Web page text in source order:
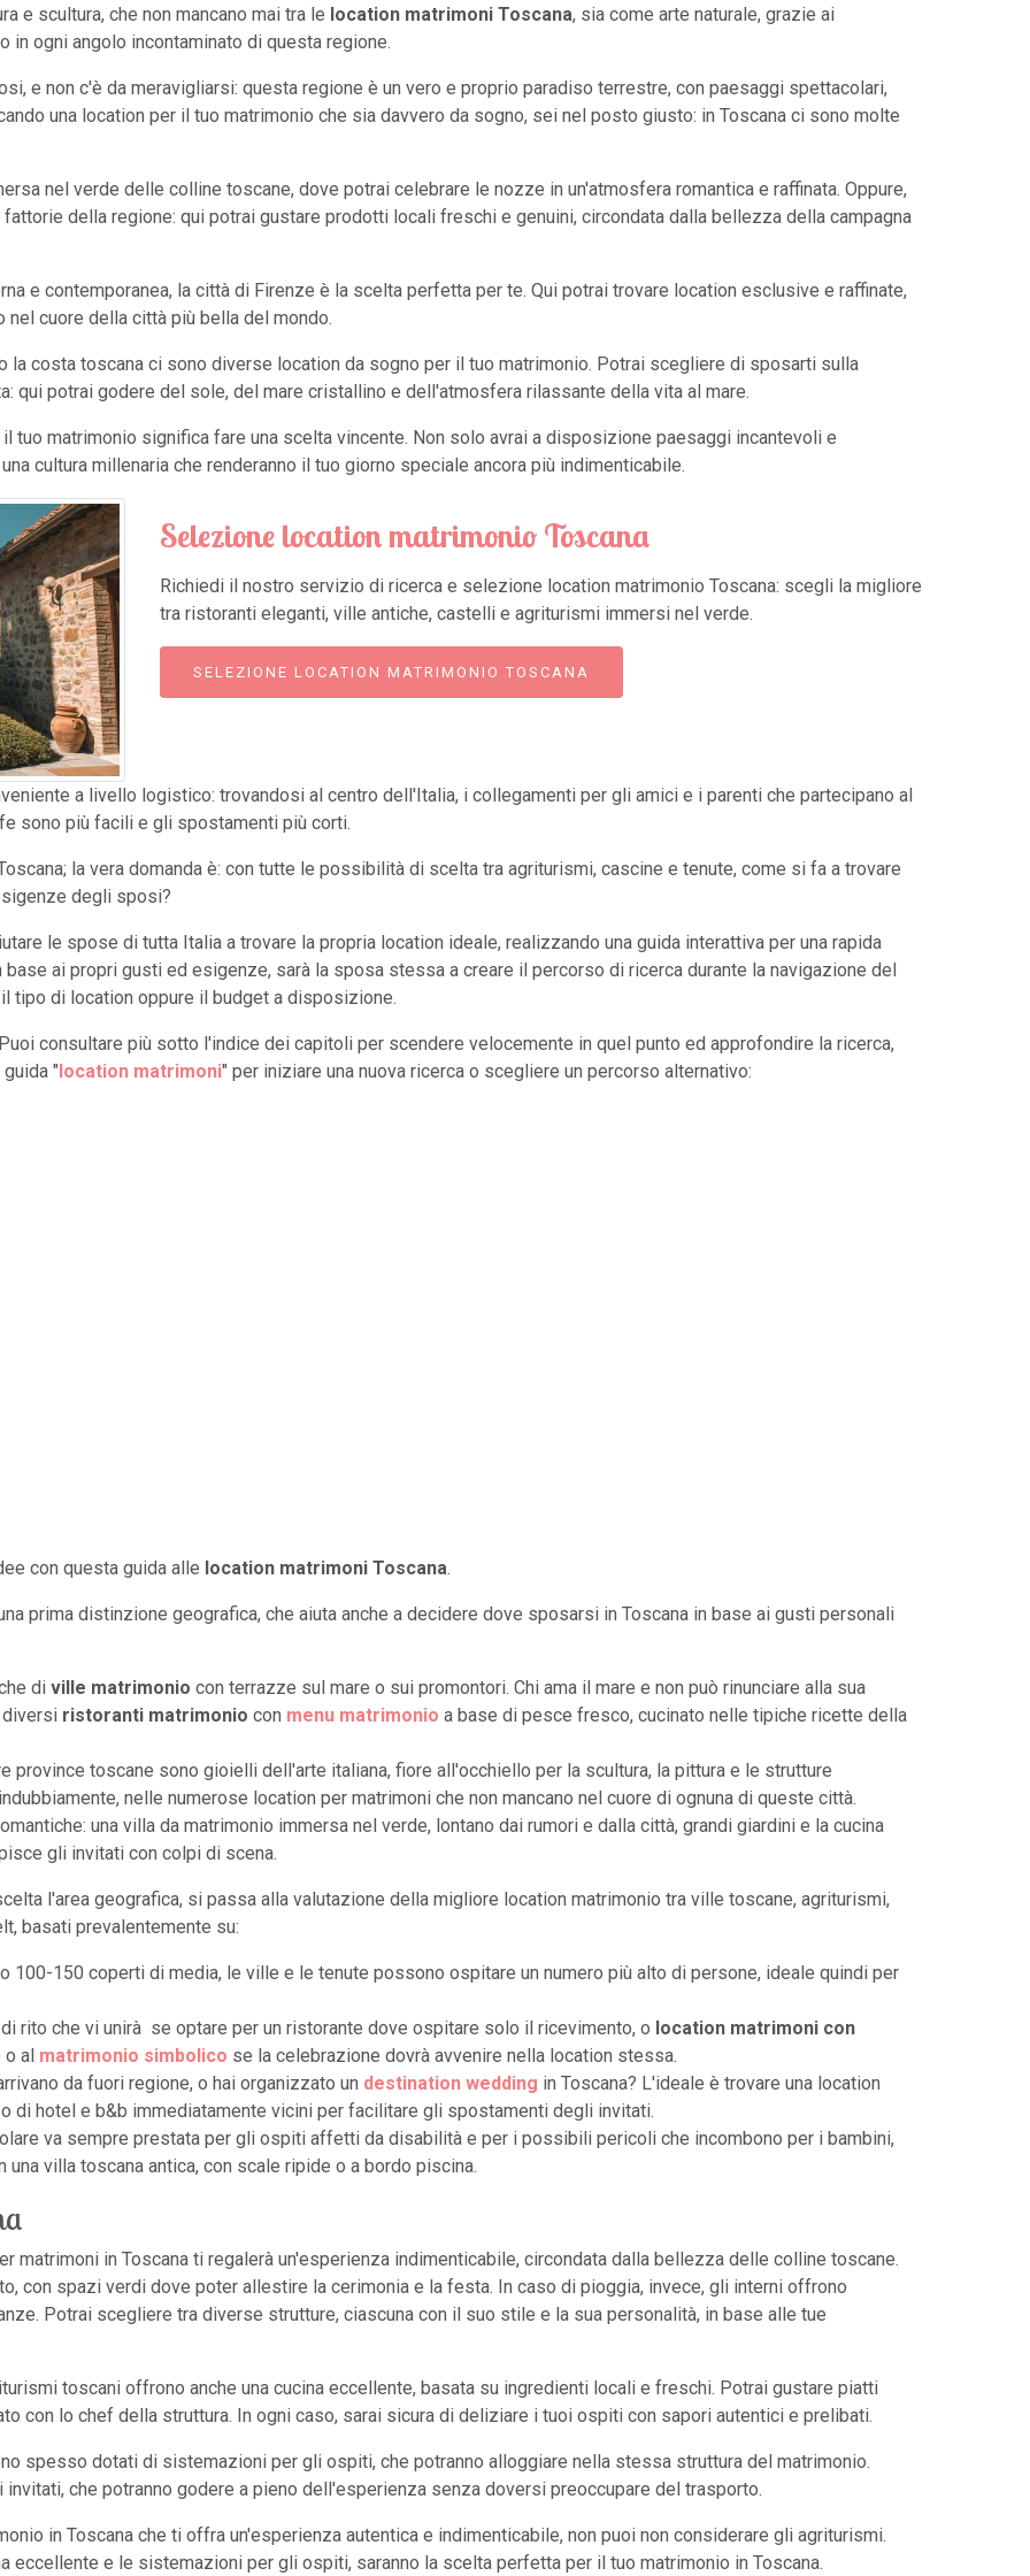
e scultura, che non mancano mai tra le location matrimoni Toscana, sia come arte naturale, grazie ai
ogni angolo incontaminato di questa regione.
e non c'è da meravigliarsi: questa regione è un vero e proprio paradiso terrestre, con paesaggi spettacolari,
una location per il tuo matrimonio che sia davvero da sogno, sei nel posto giusto: in Toscana ci sono molte
nel verde delle colline toscane, dove potrai celebrare le nozze in un'atmosfera romantica e raffinata. Oppure,
della regione: qui potrai gustare prodotti locali freschi e genuini, circondata dalla bellezza della campagna
e contemporanea, la città di Firenze è la scelta perfetta per te. Qui potrai trovare location esclusive e raffinate,
cuore della città più bella del mondo.
la costa toscana ci sono diverse location da sogno per il tuo matrimonio. Potrai scegliere di sposarti sulla
qui potrai godere del sole, del mare cristallino e dell'atmosfera rilassante della vita al mare.
tuo matrimonio significa fare una scelta vincente. Non solo avrai a disposizione paesaggi incantevoli e
cultura millenaria che renderanno il tuo giorno speciale ancora più indimenticabile.
Selezione location matrimonio Toscana
Richiedi il nostro servizio di ricerca e selezione location matrimonio Toscana: scegli la migliore
tra ristoranti eleganti, ville antiche, castelli e agriturismi immersi nel verde.
SELEZIONE LOCATION MATRIMONIO TOSCANA
a livello logistico: trovandosi al centro dell'Italia, i collegamenti per gli amici e i parenti che partecipano al
sono più facili e gli spostamenti più corti.
la vera domanda è: con tutte le possibilità di scelta tra agriturismi, cascine e tenute, come si fa a trovare
degli sposi?
le spose di tutta Italia a trovare la propria location ideale, realizzando una guida interattiva per una rapida
ai propri gusti ed esigenze, sarà la sposa stessa a creare il percorso di ricerca durante la navigazione del
tipo di location oppure il budget a disposizione.
consultare più sotto l'indice dei capitoli per scendere velocemente in quel punto ed approfondire la ricerca,
"location matrimoni" per iniziare una nuova ricerca o scegliere un percorso alternativo:
con questa guida alle location matrimoni Toscana.
prima distinzione geografica, che aiuta anche a decidere dove sposarsi in Toscana in base ai gusti personali
di ville matrimonio con terrazze sul mare o sui promontori. Chi ama il mare e non può rinunciare alla sua
diversi ristoranti matrimonio con menu matrimonio a base di pesce fresco, cucinato nelle tipiche ricette della
province toscane sono gioielli dell'arte italiana, fiore all'occhiello per la scultura, la pittura e le strutture
nelle numerose location per matrimoni che non mancano nel cuore di ognuna di queste città.
una villa da matrimonio immersa nel verde, lontano dai rumori e dalla città, grandi giardini e la cucina
gli invitati con colpi di scena.
l'area geografica, si passa alla valutazione della migliore location matrimonio tra ville toscane, agriturismi,
basati prevalentemente su:
100-150 coperti di media, le ville e le tenute possono ospitare un numero più alto di persone, ideale quindi per
rito che vi unirà se optare per un ristorante dove ospitare solo il ricevimento, o location matrimoni con
o al matrimonio simbolico se la celebrazione dovrà avvenire nella location stessa.
da fuori regione, o hai organizzato un destination wedding in Toscana? L'ideale è trovare una location
di hotel e b&b immediatamente vicini per facilitare gli spostamenti degli invitati.
va sempre prestata per gli ospiti affetti da disabilità e per i possibili pericoli che incombono per i bambini,
villa toscana antica, con scale ripide o a bordo piscina.
matrimoni in Toscana ti regalerà un'esperienza indimenticabile, circondata dalla bellezza delle colline toscane.
con spazi verdi dove poter allestire la cerimonia e la festa. In caso di pioggia, invece, gli interni offrono
Potrai scegliere tra diverse strutture, ciascuna con il suo stile e la sua personalità, in base alle tue
toscani offrono anche una cucina eccellente, basata su ingredienti locali e freschi. Potrai gustare piatti
con lo chef della struttura. In ogni caso, sarai sicura di deliziare i tuoi ospiti con sapori autentici e prelibati.
spesso dotati di sistemazioni per gli ospiti, che potranno alloggiare nella stessa struttura del matrimonio.
che potranno godere a pieno dell'esperienza senza doversi preoccupare del trasporto.
in Toscana che ti offra un'esperienza autentica e indimenticabile, non puoi non considerare gli agriturismi.
eccellente e le sistemazioni per gli ospiti, saranno la scelta perfetta per il tuo matrimonio in Toscana.